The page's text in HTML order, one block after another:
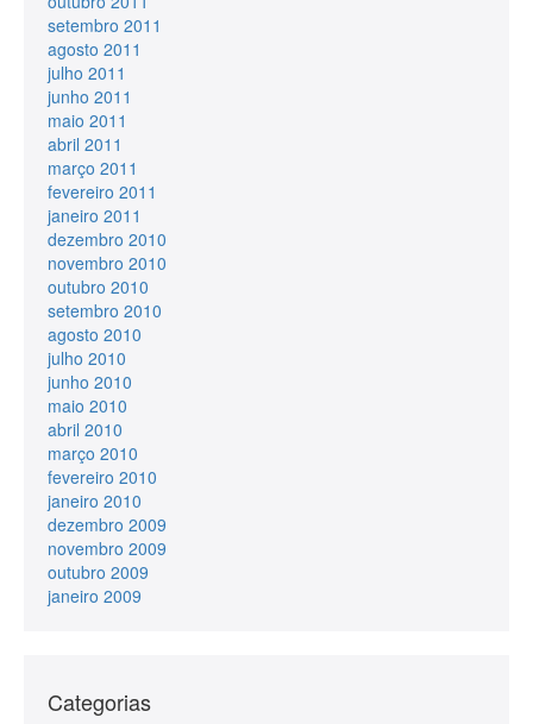
setembro 2011
agosto 2011
julho 2011
junho 2011
maio 2011
abril 2011
março 2011
fevereiro 2011
janeiro 2011
dezembro 2010
novembro 2010
outubro 2010
setembro 2010
agosto 2010
julho 2010
junho 2010
maio 2010
abril 2010
março 2010
fevereiro 2010
janeiro 2010
dezembro 2009
novembro 2009
outubro 2009
janeiro 2009
Categorias